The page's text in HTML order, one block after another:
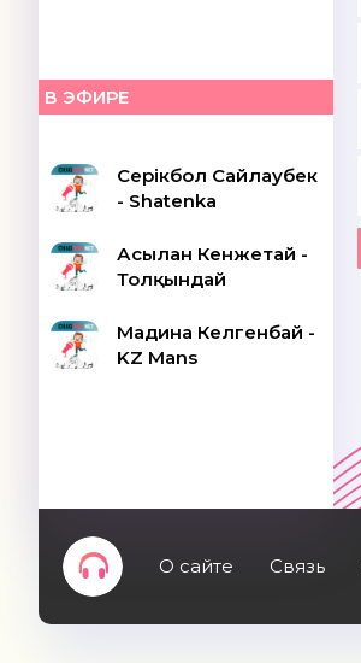
В ЭФИРЕ
Серікбол Сайлаубек
- Shatenka
Асылан Кенжетай -
Толқындай
Мадина Келгенбай -
KZ Mans
О сайте Связь